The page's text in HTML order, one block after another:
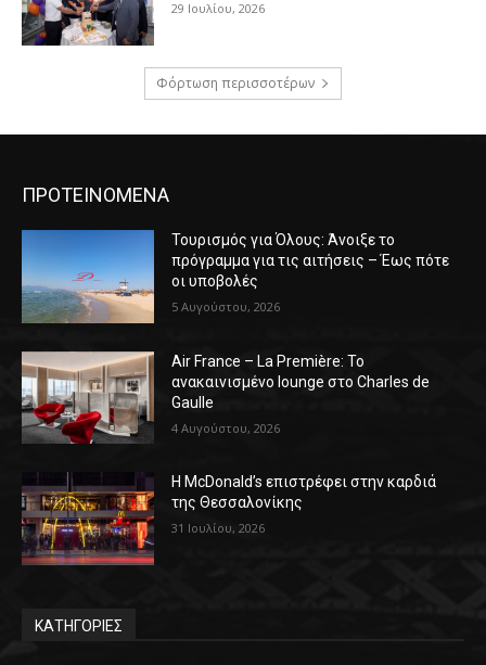
29 Ιουλίου, 2026
Φόρτωση περισσοτέρων
ΠΡΟΤΕΙΝΟΜΕΝΑ
Τουρισμός για Όλους: Άνοιξε το
πρόγραμμα για τις αιτήσεις – Έως πότε
οι υποβολές
5 Αυγούστου, 2026
Air France – La Première: Το
ανακαινισμένο lounge στο Charles de
Gaulle
4 Αυγούστου, 2026
Η McDonald’s επιστρέφει στην καρδιά
της Θεσσαλονίκης
31 Ιουλίου, 2026
ΚΑΤΗΓΟΡΙΕΣ